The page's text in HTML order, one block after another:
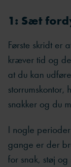
1: Sæt
Første skridt er
kræver tid og
at du kan
storrumskontor,
snakker og du
I nogle
gange er der
for snak, støj